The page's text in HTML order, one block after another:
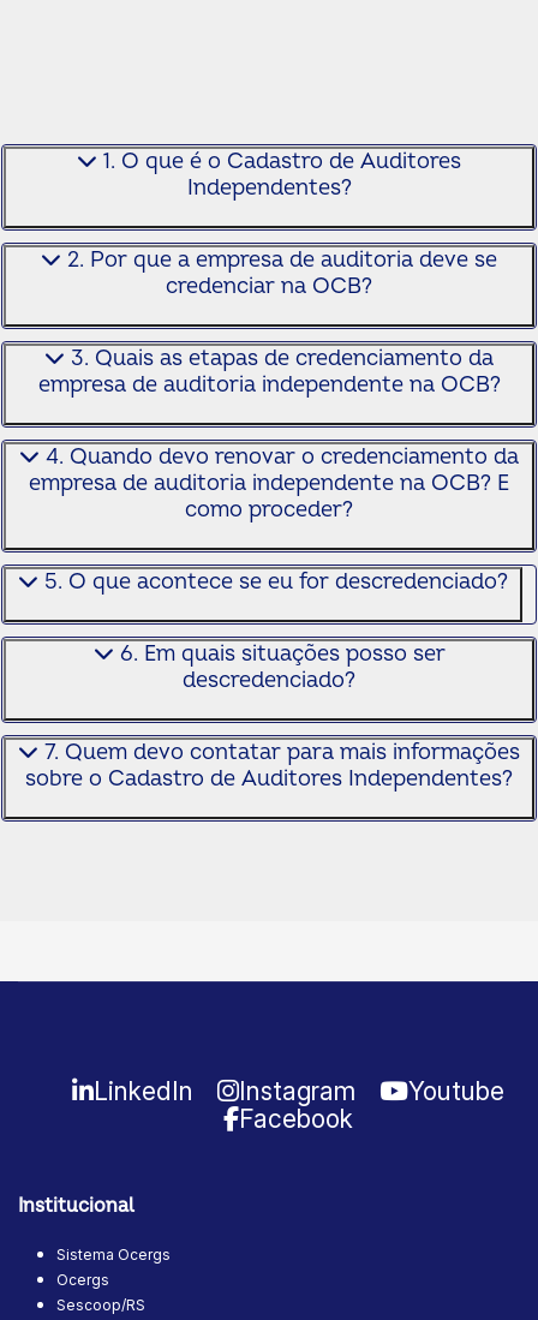
1. O que é o Cadastro de Auditores
Independentes?
2. Por que a empresa de auditoria deve se
credenciar na OCB?
3. Quais as etapas de credenciamento da
empresa de auditoria independente na OCB?
4. Quando devo renovar o credenciamento da
empresa de auditoria independente na OCB? E
como proceder?
5. O que acontece se eu for descredenciado?
6. Em quais situações posso ser
descredenciado?
7. Quem devo contatar para mais informações
sobre o Cadastro de Auditores Independentes?
LinkedIn Instagram
Youtube
Facebook
Institucional
Sistema Ocergs
Ocergs
Sescoop/RS